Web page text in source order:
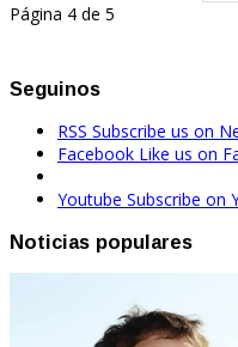
Página 4 de 5
Seguinos
RSS Subscribe us on
Facebook Like us on
Youtube Subscribe on
Noticias populares